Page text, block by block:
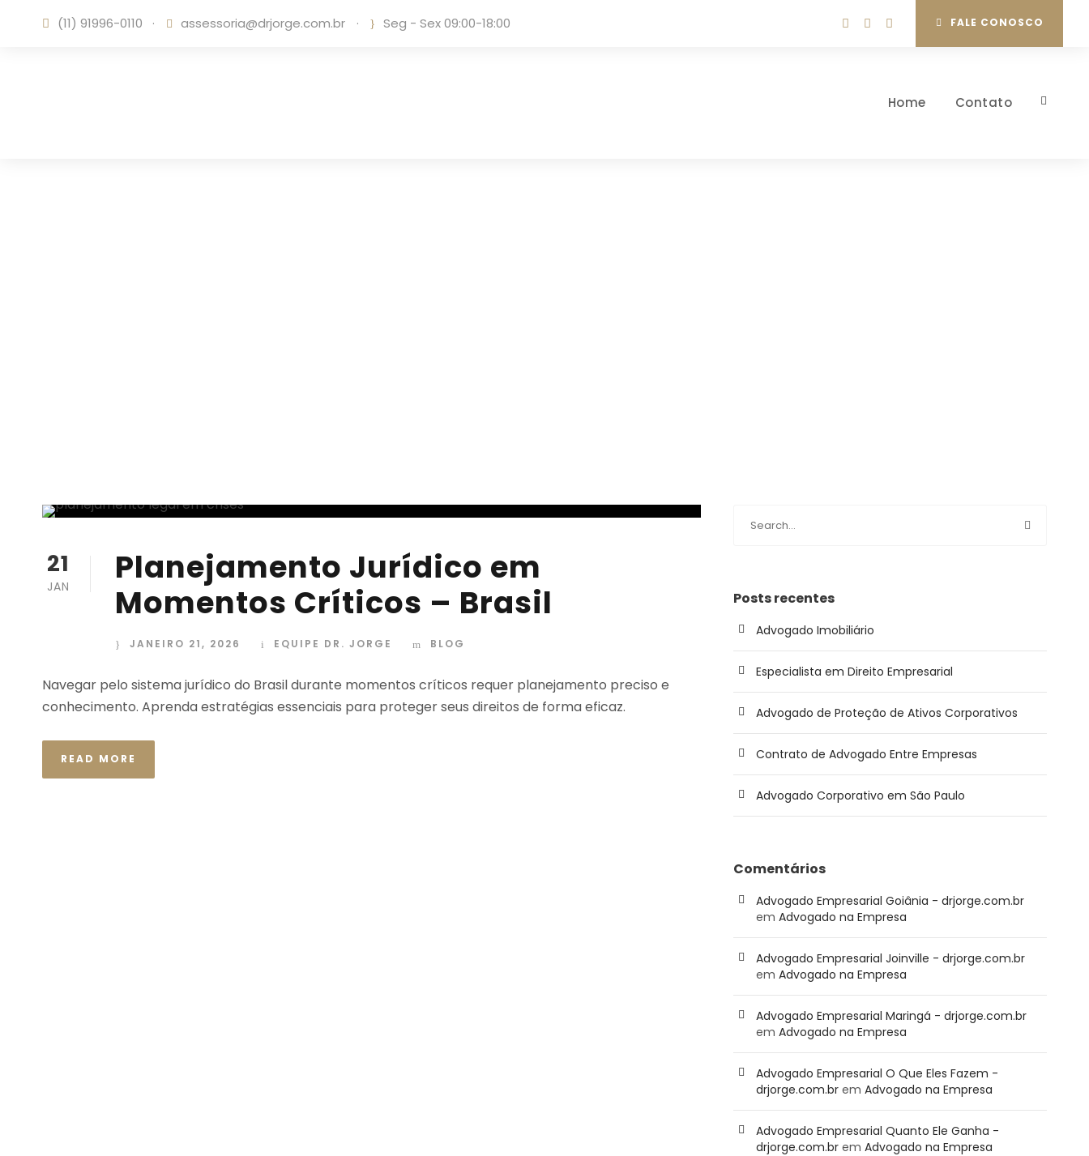
(11) 91996-0110 · assessoria@drjorge.com.br · Seg - Sex 09:00-18:00 FALE CONOSCO
Home Contato
21
JAN
Planejamento Jurídico em
Momentos Críticos – Brasil
JANEIRO 21, 2026 EQUIPE DR. JORGE BLOG
Navegar pelo sistema jurídico do Brasil durante momentos críticos requer planejamento preciso e
conhecimento. Aprenda estratégias essenciais para proteger seus direitos de forma eficaz.
READ MORE
Posts recentes
Advogado Imobiliário
Especialista em Direito Empresarial
Advogado de Proteção de Ativos Corporativos
Contrato de Advogado Entre Empresas
Advogado Corporativo em São Paulo
Comentários
Advogado Empresarial Goiânia - drjorge.com.br
emAdvogado na Empresa
Advogado Empresarial Joinville - drjorge.com.br
emAdvogado na Empresa
Advogado Empresarial Maringá - drjorge.com.br
emAdvogado na Empresa
Advogado Empresarial O Que Eles Fazem -
drjorge.com.br emAdvogado na Empresa
Advogado Empresarial Quanto Ele Ganha -
drjorge.com.br emAdvogado na Empresa